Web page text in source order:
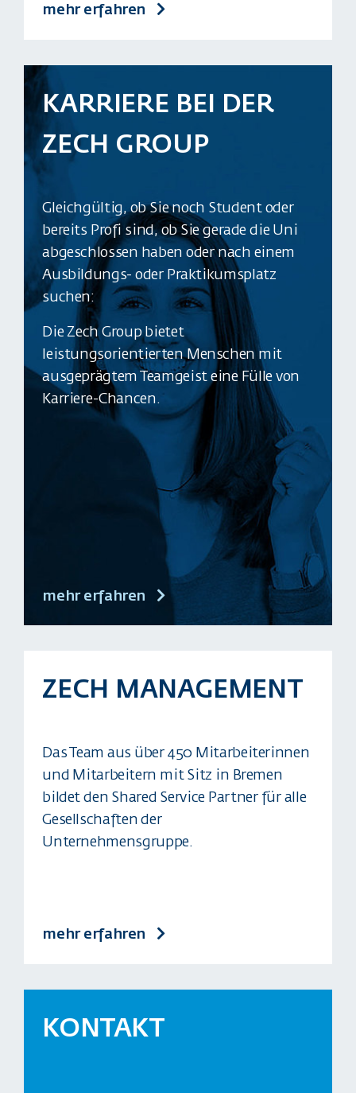
mehr erfahren
KARRIERE BEI DER
ZECH GROUP
Gleichgültig, ob Sie noch Student oder
bereits Profi sind, ob Sie gerade die Uni
abgeschlossen haben oder nach einem
Ausbildungs- oder Praktikumsplatz
suchen:
Die Zech Group bietet
leistungsorientierten Menschen mit
ausgeprägtem Teamgeist eine Fülle von
Karriere-Chancen.
mehr erfahren
ZECH MANAGEMENT
Das Team aus über 450 Mitarbeiterinnen
und Mitarbeitern mit Sitz in Bremen
bildet den Shared Service Partner für alle
Gesellschaften der
Unternehmensgruppe.
mehr erfahren
KONTAKT